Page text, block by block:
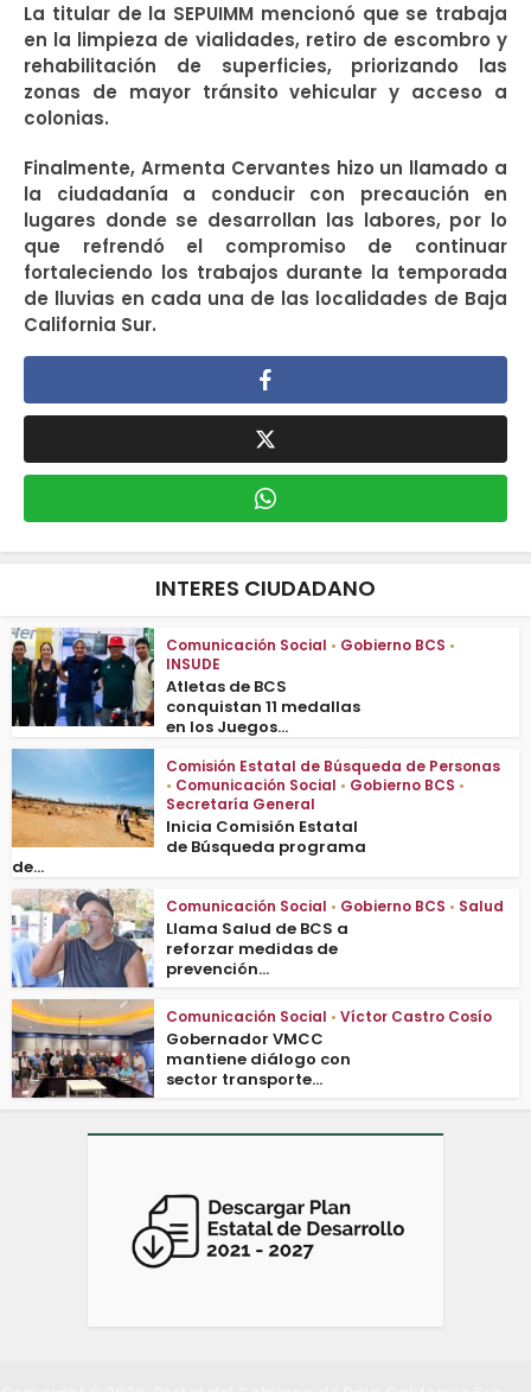
La titular de la SEPUIMM mencionó que se trabaja
en la limpieza de vialidades, retiro de escombro y
rehabilitación de superficies, priorizando las
zonas de mayor tránsito vehicular y acceso a
colonias.
Finalmente, Armenta Cervantes hizo un llamado a
la ciudadanía a conducir con precaución en
lugares donde se desarrollan las labores, por lo
que refrendó el compromiso de continuar
fortaleciendo los trabajos durante la temporada
de lluvias en cada una de las localidades de Baja
California Sur.
INTERES CIUDADANO
Comunicación Social • Gobierno BCS •
INSUDE
Atletas de BCS
conquistan 11 medallas
en los Juegos...
Comisión Estatal de Búsqueda de Personas
• Comunicación Social • Gobierno BCS •
Secretaría General
Inicia Comisión Estatal
de Búsqueda programa
de...
Comunicación Social • Gobierno BCS • Salud
Llama Salud de BCS a
reforzar medidas de
prevención...
Comunicación Social • Víctor Castro Cosío
Gobernador VMCC
mantiene diálogo con
sector transporte...